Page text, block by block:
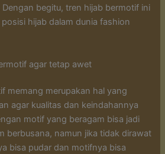
begitu, tren hijab bermotif ini
hijab dalam dunia fashion
agar tetap awet
memang merupakan hal yang
agar kualitas dan keindahannya
motif yang beragam bisa jadi
berbusana, namun jika tidak dirawat
bisa pudar dan motifnya bisa